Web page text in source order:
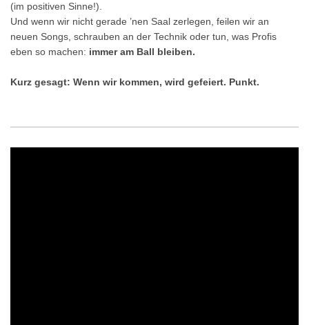
(im positiven Sinne!).
Und wenn wir nicht gerade ’nen Saal zerlegen, feilen wir an
neuen Songs, schrauben an der Technik oder tun, was Profis
eben so machen: immer am Ball bleiben.
Kurz gesagt: Wenn wir kommen, wird gefeiert. Punkt.